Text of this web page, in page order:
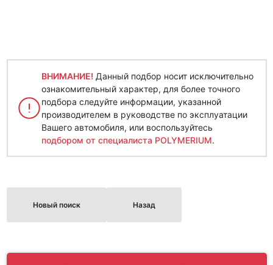
ВНИМАНИЕ! Данный подбор носит исключительно
ознакомительный характер, для более точного
подбора следуйте информации, указанной
производителем в руководстве по эксплуатации
Вашего автомобиля, или воспользуйтесь
подбором от специалиста POLYMERIUM.
Новый поиск Назад